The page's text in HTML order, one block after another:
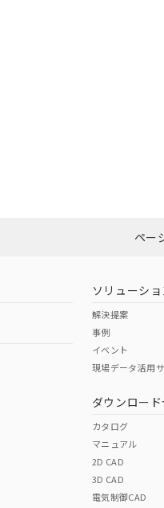
ペー
ソリューショ
解決提案
事例
イベント
現場データ活用
ダウンロー
カタログ
マニュアル
2D CAD
3D CAD
電気制御CAD